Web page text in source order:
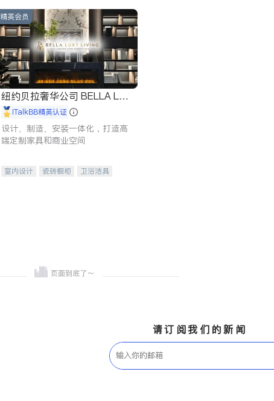
商标注册
索赔 律师-其它 保释
精英会员
纽约贝拉奢华公司 BELLA LUX
E iTalkBB精英认证
设计、制造、安装一体化，打造高
端定制家具和商业空间
室内设计 瓷砖橱柜
卫浴洁具
请订阅我们的新闻